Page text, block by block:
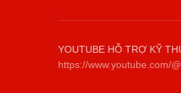
YOUTUBE HỖ TRỢ KỸ
https://www.youtube.com/